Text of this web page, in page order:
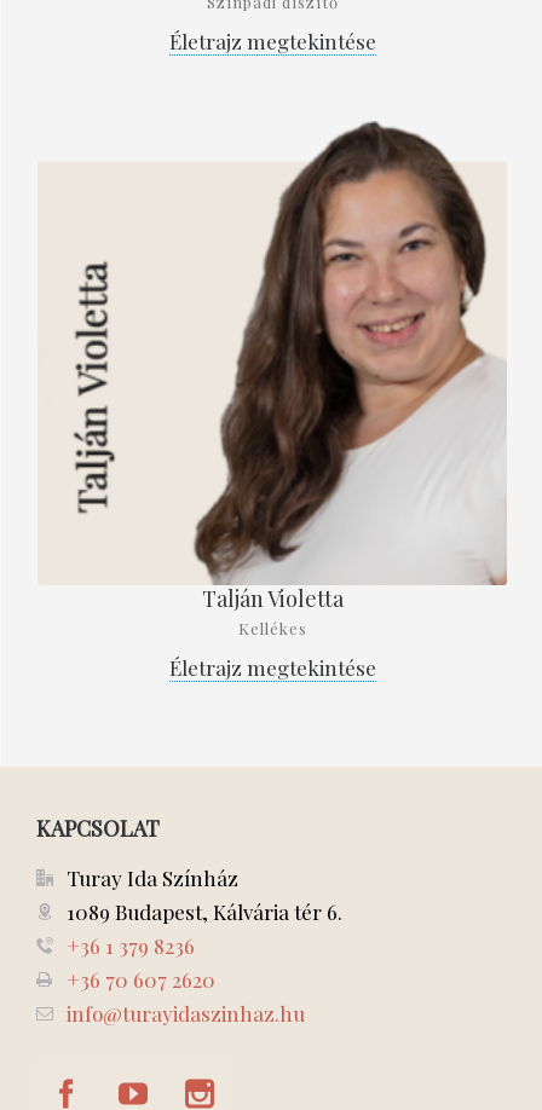
Életrajz megtekintése
Talján Violetta
Kellékes
Életrajz megtekintése
KAPCSOLAT
Turay Ida Színház
1089 Budapest, Kálvária tér 6.
+36 1 379 8236
+36 70 607 2620
info@turayidaszinhaz.hu